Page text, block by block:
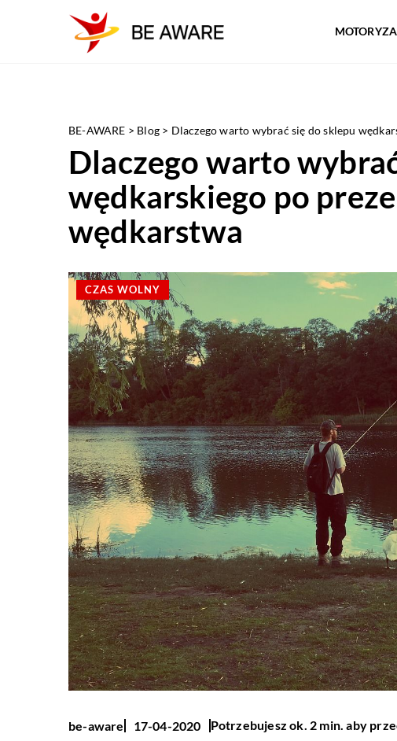
BE-AWARE > Blog > Dlaczego warto wybrać się do sklepu
Dlaczego warto
wędkarskiego po
wędkarstwa
CZAS WOLNY
be-aware 17-04-2020 Potrzebujesz ok. 2 min. aby